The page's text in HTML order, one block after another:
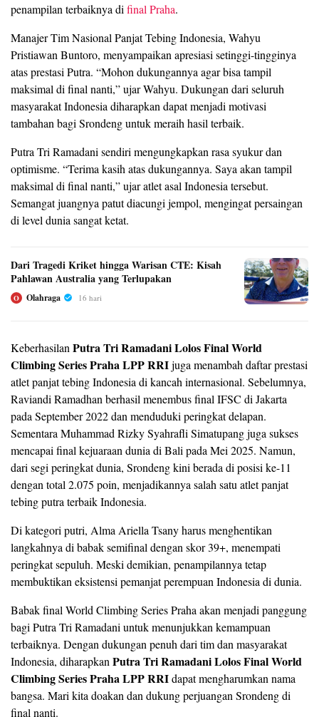
penampilan terbaiknya di final Praha.
Manajer Tim Nasional Panjat Tebing Indonesia, Wahyu
Pristiawan Buntoro, menyampaikan apresiasi setinggi-tingginya
atas prestasi Putra. “Mohon dukungannya agar bisa tampil
maksimal di final nanti,” ujar Wahyu. Dukungan dari seluruh
masyarakat Indonesia diharapkan dapat menjadi motivasi
tambahan bagi Srondeng untuk meraih hasil terbaik.
Putra Tri Ramadani sendiri mengungkapkan rasa syukur dan
optimisme. “Terima kasih atas dukungannya. Saya akan tampil
maksimal di final nanti,” ujar atlet asal Indonesia tersebut.
Semangat juangnya patut diacungi jempol, mengingat persaingan
di level dunia sangat ketat.
Dari Tragedi Kriket hingga Warisan CTE: Kisah
Pahlawan Australia yang Terlupakan
O Olahraga 16 hari
Keberhasilan Putra Tri Ramadani Lolos Final World
Climbing Series Praha LPP RRIjuga menambah daftar prestasi
atlet panjat tebing Indonesia di kancah internasional. Sebelumnya,
Raviandi Ramadhan berhasil menembus final IFSC di Jakarta
pada September 2022 dan menduduki peringkat delapan.
Sementara Muhammad Rizky Syahrafli Simatupang juga sukses
mencapai final kejuaraan dunia di Bali pada Mei 2025. Namun,
dari segi peringkat dunia, Srondeng kini berada di posisi ke-11
dengan total 2.075 poin, menjadikannya salah satu atlet panjat
tebing putra terbaik Indonesia.
Di kategori putri, Alma Ariella Tsany harus menghentikan
langkahnya di babak semifinal dengan skor 39+, menempati
peringkat sepuluh. Meski demikian, penampilannya tetap
membuktikan eksistensi pemanjat perempuan Indonesia di dunia.
Babak final World Climbing Series Praha akan menjadi panggung
bagi Putra Tri Ramadani untuk menunjukkan kemampuan
terbaiknya. Dengan dukungan penuh dari tim dan masyarakat
Indonesia, diharapkan Putra Tri Ramadani Lolos Final World
Climbing Series Praha LPP RRIdapat mengharumkan nama
bangsa. Mari kita doakan dan dukung perjuangan Srondeng di
final nanti.